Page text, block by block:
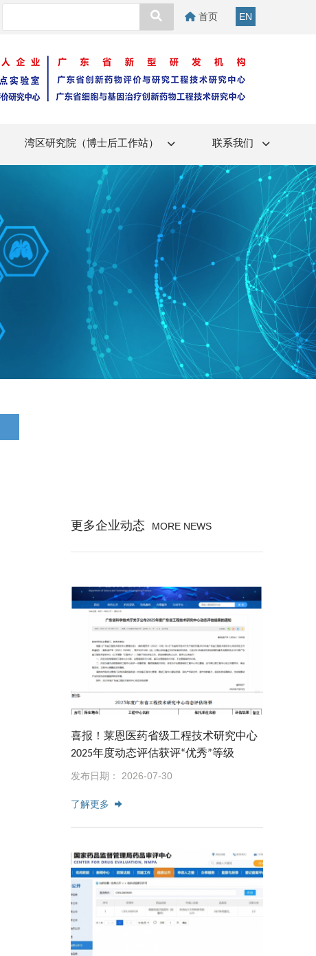
首页 EN
湾区研究院（博士后工作站） 联系我们
更多企业动态 MORE NEWS
喜报！莱恩医药省级工程技术研究中心
2025年度动态评估获评“优秀”等级
发布日期： 2026-07-30
了解更多